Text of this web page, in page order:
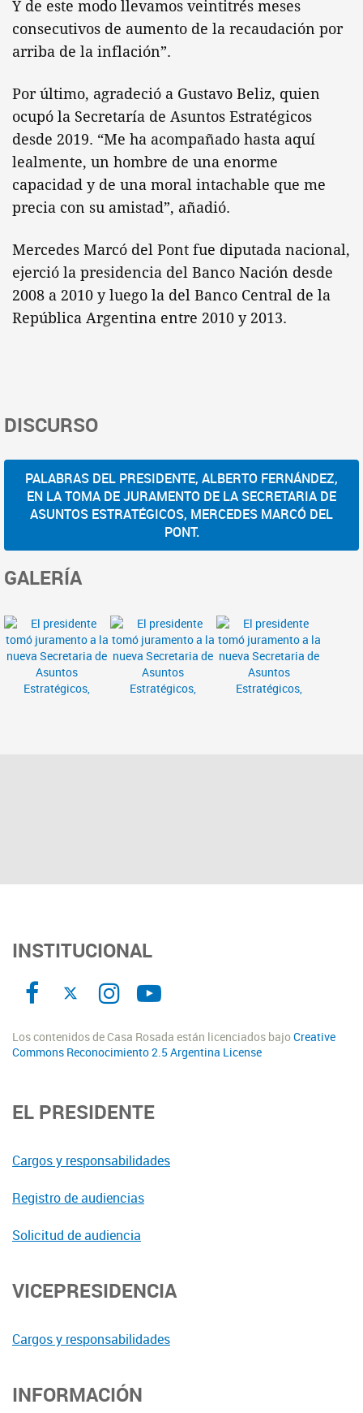
Y de este modo llevamos veintitrés meses
consecutivos de aumento de la recaudación por
arriba de la inflación”.
Por último, agradeció a Gustavo Beliz, quien
ocupó la Secretaría de Asuntos Estratégicos
desde 2019. “Me ha acompañado hasta aquí
lealmente, un hombre de una enorme
capacidad y de una moral intachable que me
precia con su amistad”, añadió.
Mercedes Marcó del Pont fue diputada nacional,
ejerció la presidencia del Banco Nación desde
2008 a 2010 y luego la del Banco Central de la
República Argentina entre 2010 y 2013.
DISCURSO
PALABRAS DEL PRESIDENTE, ALBERTO FERNÁNDEZ,
EN LA TOMA DE JURAMENTO DE LA SECRETARIA DE
ASUNTOS ESTRATÉGICOS, MERCEDES MARCÓ DEL
PONT.
GALERÍA
INSTITUCIONAL
Los contenidos de Casa Rosada están licenciados bajoCreative
Commons Reconocimiento 2.5 Argentina License
EL PRESIDENTE
Cargos y responsabilidades
Registro de audiencias
Solicitud de audiencia
VICEPRESIDENCIA
Cargos y responsabilidades
INFORMACIÓN